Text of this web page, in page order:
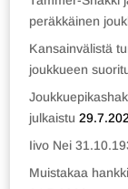
peräkkäinen
Kansainvälistä
joukkueen
julkaistu
Iivo Nei
Muistakaa